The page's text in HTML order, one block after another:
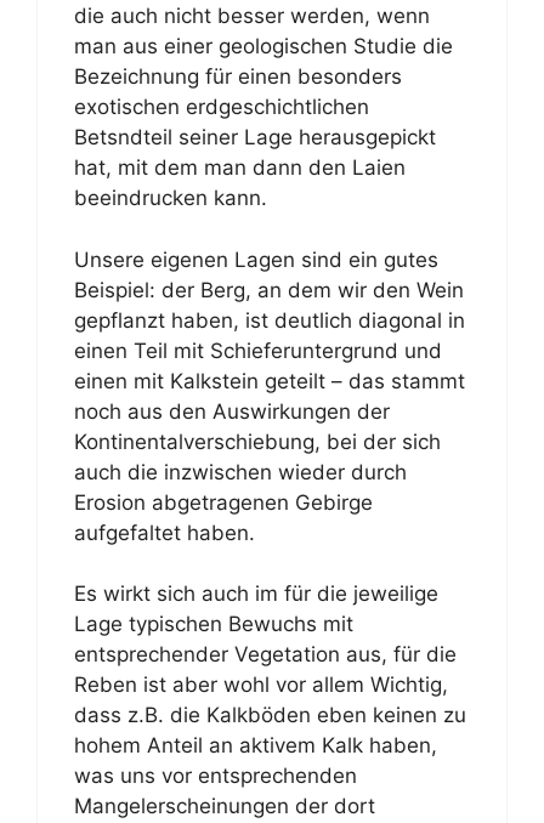
die auch nicht besser werden, wenn
man aus einer geologischen Studie die
Bezeichnung für einen besonders
exotischen erdgeschichtlichen
Betsndteil seiner Lage herausgepickt
hat, mit dem man dann den Laien
beeindrucken kann.
Unsere eigenen Lagen sind ein gutes
Beispiel: der Berg, an dem wir den Wein
gepflanzt haben, ist deutlich diagonal in
einen Teil mit Schieferuntergrund und
einen mit Kalkstein geteilt – das stammt
noch aus den Auswirkungen der
Kontinentalverschiebung, bei der sich
auch die inzwischen wieder durch
Erosion abgetragenen Gebirge
aufgefaltet haben.
Es wirkt sich auch im für die jeweilige
Lage typischen Bewuchs mit
entsprechender Vegetation aus, für die
Reben ist aber wohl vor allem Wichtig,
dass z.B. die Kalkböden eben keinen zu
hohem Anteil an aktivem Kalk haben,
was uns vor entsprechenden
Mangelerscheinungen der dort